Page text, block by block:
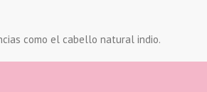
como el cabello natural indio.